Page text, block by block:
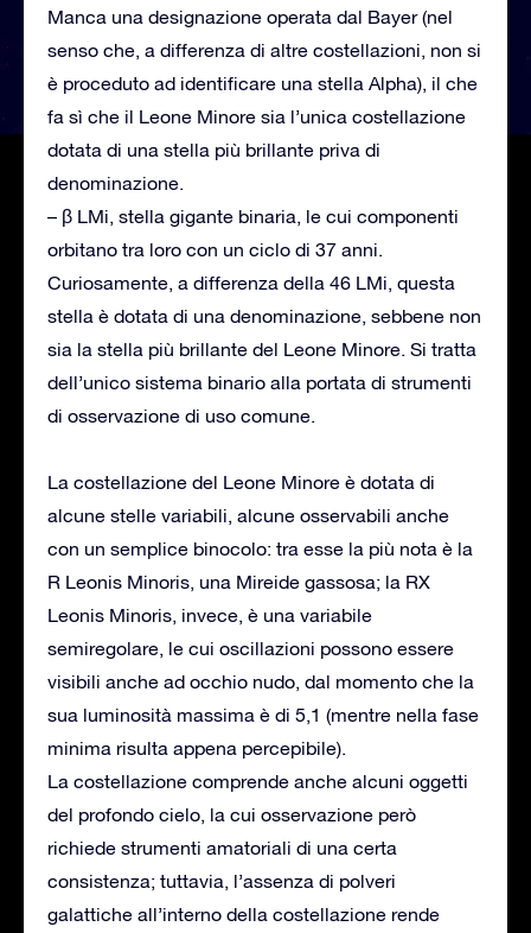
Manca una designazione operata dal Bayer (nel
senso che, a differenza di altre costellazioni, non si
è proceduto ad identificare una stella Alpha), il che
fa sì che il Leone Minore sia l’unica costellazione
dotata di una stella più brillante priva di
denominazione.
– β LMi, stella gigante binaria, le cui componenti
orbitano tra loro con un ciclo di 37 anni.
Curiosamente, a differenza della 46 LMi, questa
stella è dotata di una denominazione, sebbene non
sia la stella più brillante del Leone Minore. Si tratta
dell’unico sistema binario alla portata di strumenti
di osservazione di uso comune.
La costellazione del Leone Minore è dotata di
alcune stelle variabili, alcune osservabili anche
con un semplice binocolo: tra esse la più nota è la
R Leonis Minoris, una Mireide gassosa; la RX
Leonis Minoris, invece, è una variabile
semiregolare, le cui oscillazioni possono essere
visibili anche ad occhio nudo, dal momento che la
sua luminosità massima è di 5,1 (mentre nella fase
minima risulta appena percepibile).
La costellazione comprende anche alcuni oggetti
del profondo cielo, la cui osservazione però
richiede strumenti amatoriali di una certa
consistenza; tuttavia, l’assenza di polveri
galattiche all’interno della costellazione rende